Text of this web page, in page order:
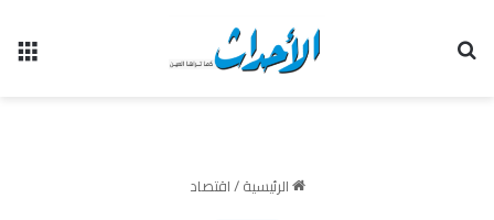
الرئيسية/اقتصاد